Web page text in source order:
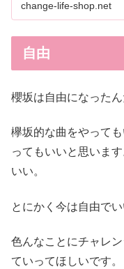
change-life-shop.net
自由
櫻坂は自由になったん
欅坂的な曲をやって
ってもいいと思いま
いい。
とにかく今は自由でい
色んなことにチャレ
ていってほしいです。